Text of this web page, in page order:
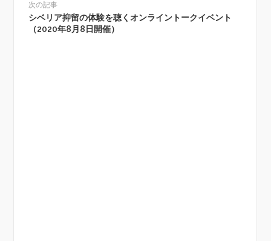
次の記事
シベリア抑留の体験を聴くオンライントークイベント
（2020年8月8日開催）